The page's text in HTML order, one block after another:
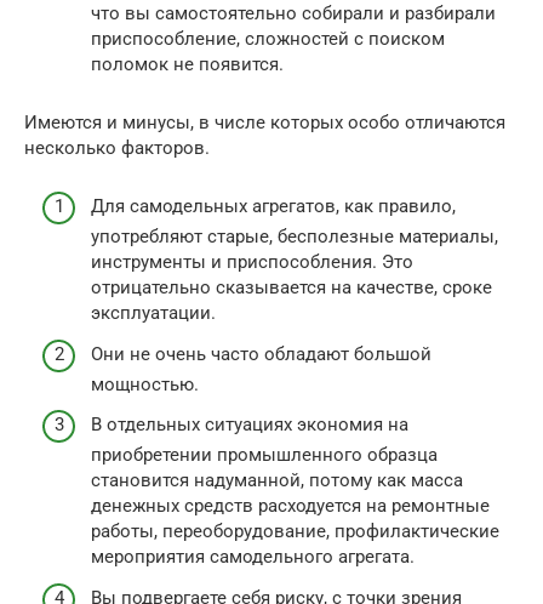
что вы самостоятельно собирали и разбирали
приспособление, сложностей с поиском
поломок не появится.
Имеются и минусы, в числе которых особо отличаются
несколько факторов.
Для самодельных агрегатов, как правило,
употребляют старые, бесполезные материалы,
инструменты и приспособления. Это
отрицательно сказывается на качестве, сроке
эксплуатации.
Они не очень часто обладают большой
мощностью.
В отдельных ситуациях экономия на
приобретении промышленного образца
становится надуманной, потому как масса
денежных средств расходуется на ремонтные
работы, переоборудование, профилактические
мероприятия самодельного агрегата.
Вы подвергаете себя риску, с точки зрения